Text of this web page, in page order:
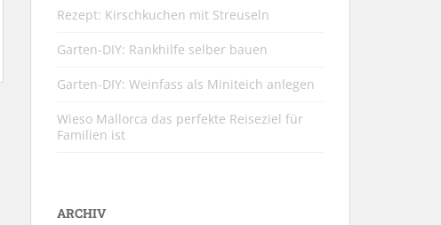
Rezept: Kirschkuchen mit Streuseln
Garten-DIY: Rankhilfe selber bauen
Garten-DIY: Weinfass als Miniteich anlegen
Wieso Mallorca das perfekte Reiseziel für
Familien ist
ARCHIV